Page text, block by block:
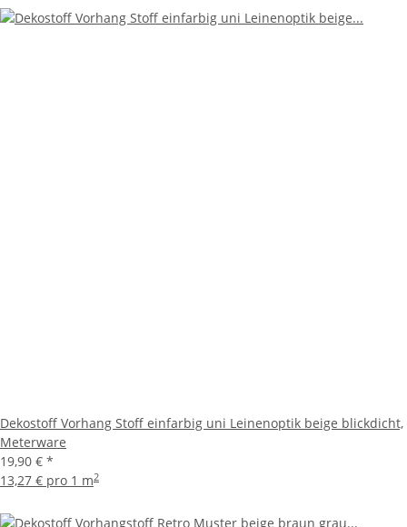
Dekostoff Vorhang Stoff einfarbig uni Leinenoptik beige blickdicht,
Meterware
19,90 € *
13,27 € pro 1 m2